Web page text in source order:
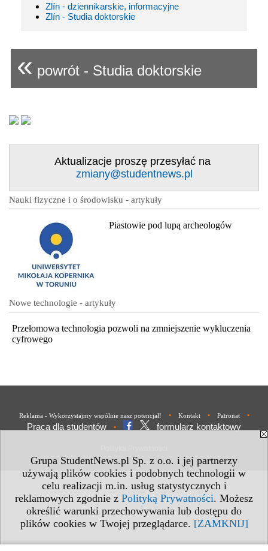
Grupa StudentNews.pl Sp. z o.o. i jej partnerzy
używają plików cookies i podobnych technologii w
celu realizacji m.in. usług statystycznych i
reklamowych zgodnie z Polityką Prywatności. Możesz
określić warunki przechowywania lub dostępu do
plików cookies w Twojej przeglądarce. [ZAMKNIJ]
Zlín - dziennikarskie, informacyjne
Zlín - Studia doktorskie
« powrót - Studia doktorskie
Aktualizacje proszę przesyłać na
zmiany@studentnews.pl
Nauki fizyczne i o środowisku - artykuły
Piastowie pod lupą archeologów
Nowe technologie - artykuły
Przełomowa technologia pozwoli na zmniejszenie wykluczenia
cyfrowego
Reklama - Wykorzystajmy wspólnie nasz potencjał! • Kontakt • Patronat •
Praca dla studentów • formularz kontaktowy